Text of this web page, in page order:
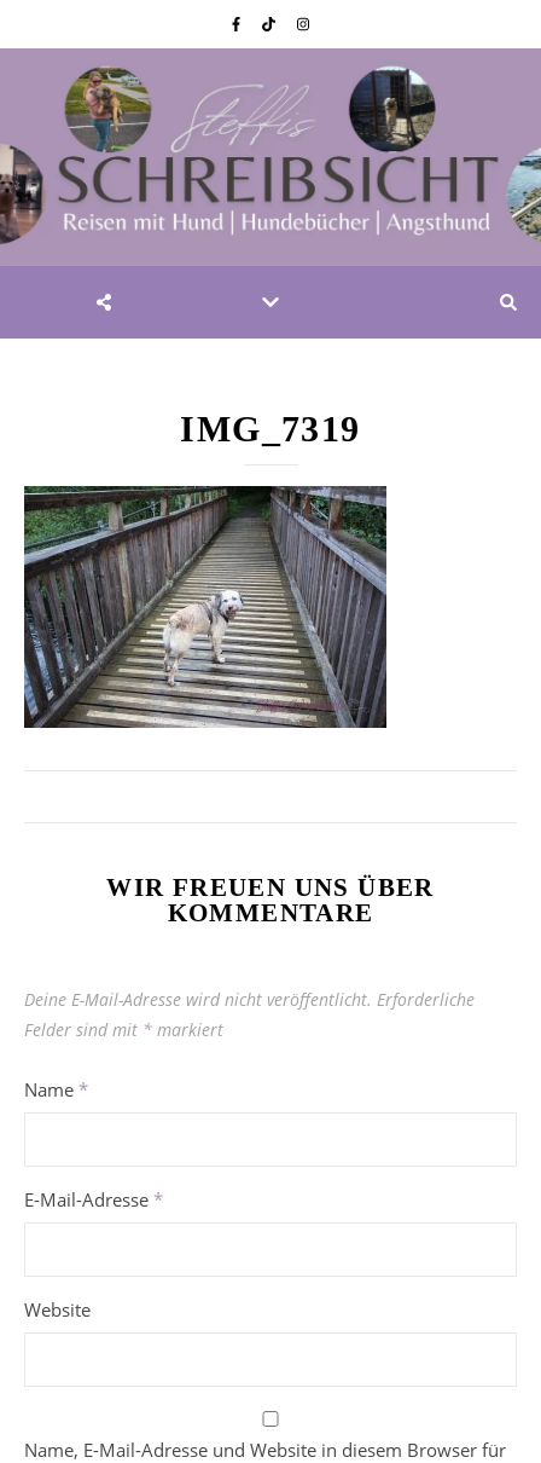
IMG_7319
WIR FREUEN UNS ÜBER
KOMMENTARE
Deine E-Mail-Adresse wird nicht veröffentlicht. Erforderliche
Felder sind mit * markiert
Name *
E-Mail-Adresse *
Website
Name, E-Mail-Adresse und Website in diesem Browser für